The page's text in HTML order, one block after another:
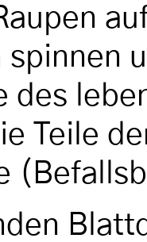
des
Teile